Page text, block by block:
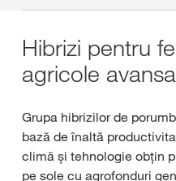
Hibrizi pentru
agricole
Grupa hibrizilor de porumb
bază de înaltă
climă și tehnologie obțin
pe sole cu agrofonduri